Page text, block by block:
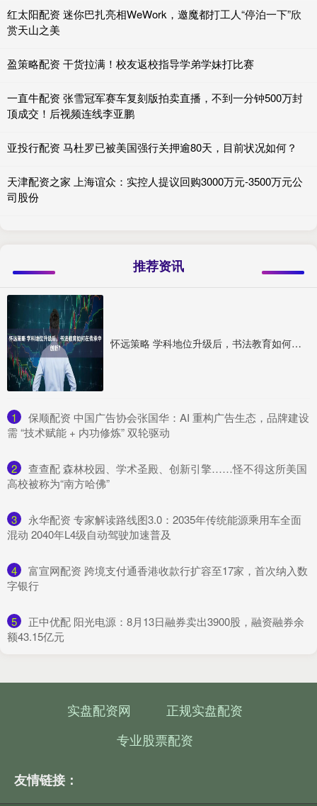
红太阳配资 迷你巴扎亮相WeWork，邀魔都打工人“停泊一下”欣
赏天山之美
盈策略配资 干货拉满！校友返校指导学弟学妹打比赛
一直牛配资 张雪冠军赛车复刻版拍卖直播，不到一分钟500万封
顶成交！后视频连线李亚鹏
亚投行配资 马杜罗已被美国强行关押逾80天，目前状况如何？
天津配资之家 上海谊众：实控人提议回购3000万元-3500万元公
司股份
推荐资讯
怀远策略 学科地位升级后，书法教育如何在传承中创新？
1
​保顺配资 中国广告协会张国华：AI 重构广告生态，品牌建设
需 “技术赋能 + 内功修炼” 双轮驱动
2
​查查配 森林校园、学术圣殿、创新引擎……怪不得这所美国
高校被称为“南方哈佛”
3
​永华配资 ​专家解读路线图3.0：2035年传统能源乘用车全面
混动 2040年L4级自动驾驶加速普及​
4
​富宣网配资 跨境支付通香港收款行扩容至17家，首次纳入数
字银行
5
​正中优配 阳光电源：8月13日融券卖出3900股，融资融券余
额43.15亿元
实盘配资网
正规实盘配资
专业股票配资
友情链接：